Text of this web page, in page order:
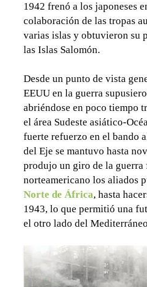
1942 frenó a los japoneses
colaboración de las tropas
varias islas y obtuvieron su
las Islas Salomón.
Desde un punto de vista
EEUU en la guerra
abriéndose en poco tiempo
el área Sudeste asiático-
fuerte refuerzo en el bando
del Eje se mantuvo hasta
produjo un giro de la guerra
norteamericano los aliados
Norte de África, hasta
1943, lo que permitió una
el otro lado del